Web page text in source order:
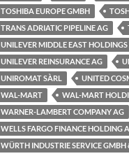
TOSHIBA EUROPE GMBH
TRANS ADRIATIC PIPELINE AG
UNILEVER MIDDLE EAST
UNILEVER REINSURANCE AG
UNIROMAT SÀRL
UNITED
WAL-MART
WAL-MART
WARNER-LAMBERT COMPANY AG
WELLS FARGO FINANCE HOLDING
WÜRTH INDUSTRIE SERVICE GMBH